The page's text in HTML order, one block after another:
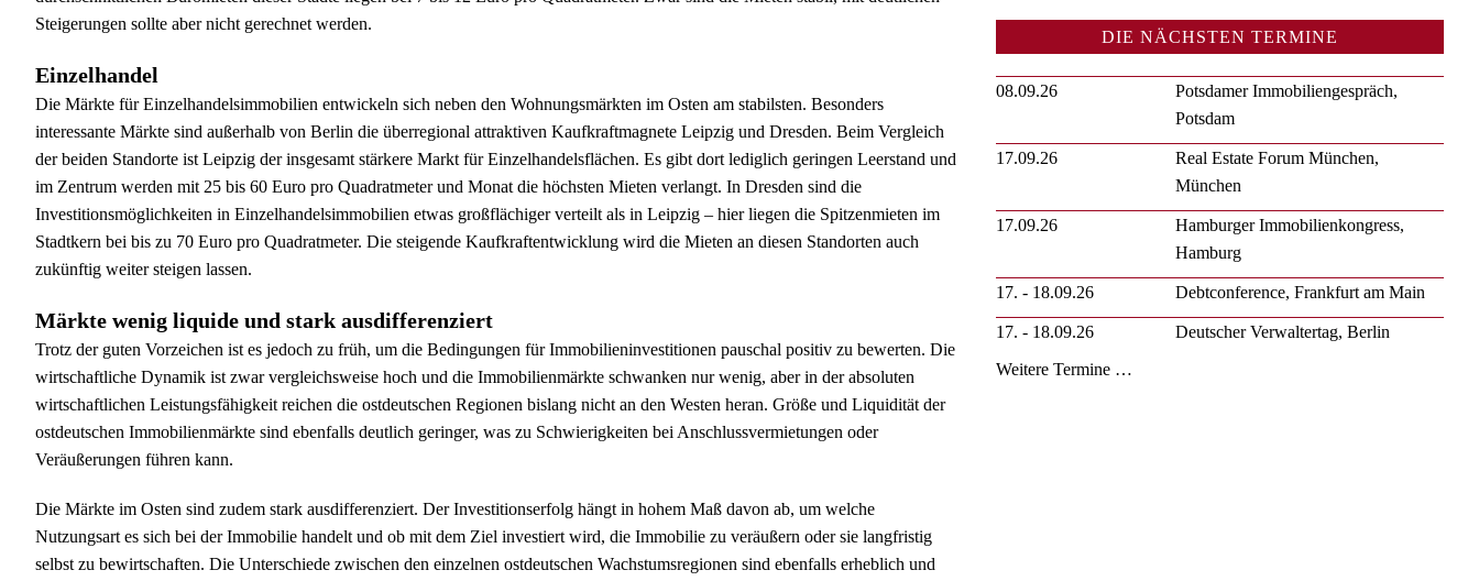
Steigerungen sollte aber nicht gerechnet werden.
Einzelhandel
Die Märkte für Einzelhandelsimmobilien entwickeln sich neben den Wohnungsmärkten im Osten am stabilsten. Besonders
interessante Märkte sind außerhalb von Berlin die überregional attraktiven Kaufkraftmagnete Leipzig und Dresden. Beim Vergleich
der beiden Standorte ist Leipzig der insgesamt stärkere Markt für Einzelhandelsflächen. Es gibt dort lediglich geringen Leerstand und
im Zentrum werden mit 25 bis 60 Euro pro Quadratmeter und Monat die höchsten Mieten verlangt. In Dresden sind die
Investitionsmöglichkeiten in Einzelhandelsimmobilien etwas großflächiger verteilt als in Leipzig – hier liegen die Spitzenmieten im
Stadtkern bei bis zu 70 Euro pro Quadratmeter. Die steigende Kaufkraftentwicklung wird die Mieten an diesen Standorten auch
zukünftig weiter steigen lassen.
Märkte wenig liquide und stark ausdifferenziert
Trotz der guten Vorzeichen ist es jedoch zu früh, um die Bedingungen für Immobilieninvestitionen pauschal positiv zu bewerten. Die
wirtschaftliche Dynamik ist zwar vergleichsweise hoch und die Immobilienmärkte schwanken nur wenig, aber in der absoluten
wirtschaftlichen Leistungsfähigkeit reichen die ostdeutschen Regionen bislang nicht an den Westen heran. Größe und Liquidität der
ostdeutschen Immobilienmärkte sind ebenfalls deutlich geringer, was zu Schwierigkeiten bei Anschlussvermietungen oder
Veräußerungen führen kann.
Die Märkte im Osten sind zudem stark ausdifferenziert. Der Investitionserfolg hängt in hohem Maß davon ab, um welche
Nutzungsart es sich bei der Immobilie handelt und ob mit dem Ziel investiert wird, die Immobilie zu veräußern oder sie langfristig
selbst zu bewirtschaften. Die Unterschiede zwischen den einzelnen ostdeutschen Wachstumsregionen sind ebenfalls erheblich und
DIE NÄCHSTEN TERMINE
08.09.26
Potsdamer Immobiliengespräch,
Potsdam
17.09.26
Real Estate Forum München,
München
17.09.26
Hamburger Immobilienkongress,
Hamburg
17. - 18.09.26 Debtconference, Frankfurt am Main
17. - 18.09.26
Deutscher Verwaltertag, Berlin
Weitere Termine …